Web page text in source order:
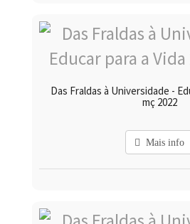
Das Fraldas à Universidade -
mç 2022
Mais info